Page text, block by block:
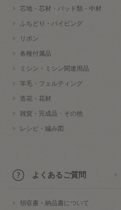
芯地・芯材・パッド類・中材
ふちどり・パイピング
リボン
各種付属品
ミシン・ミシン関連用品
羊毛・フェルティング
造花・花材
雑貨・完成品・その他
レシピ・編み図
よくあるご質問
領収書・納品書について